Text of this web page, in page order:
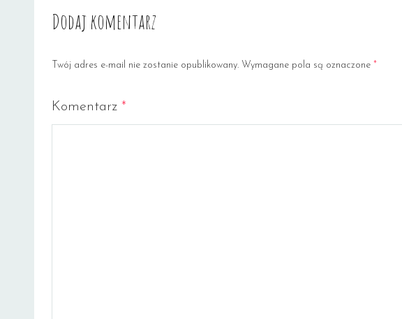
Dodaj komentarz
Twój adres e-mail nie zostanie opublikowany. Wymagane pola są oznaczone *
Komentarz *